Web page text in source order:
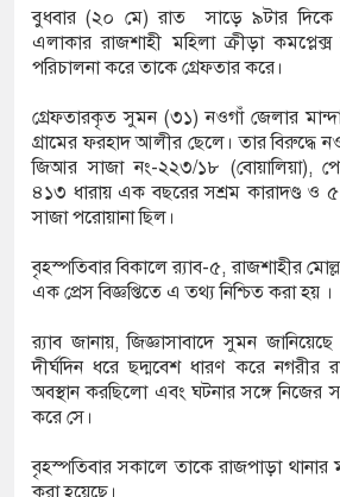
হচ্ছে ‘ফ্যামিলি কার্ড’ কর্মসূচি, চার বছরে
ক্যারোলাইনায় বন্দুক হামলায় নিহত ৩, একই
জড়িত
সৌজন্য সাক্ষাৎ
অভিযানে প্রবাস ফেরত ব্যক্তির
বুধবার (২০ মে) রাত সাড়ে ৯টার দিকে
এলাকার রাজশাহী মহিলা ক্রীড়া
পরিচালনা করে তাকে গ্রেফতার করে।
গ্রেফতারকৃত সুমন (৩১) নওগাঁ জেলার
গ্রামের ফরহাদ আলীর ছেলে। তার বিরুদ্ধে
জিআর সাজা নং-২২৩/১৮ (বোয়ালিয়া),
৪১৩ ধারায় এক বছরের সশ্রম কারাদণ্ড ও ৫
সাজা পরোয়ানা ছিল।
বৃহস্পতিবার বিকালে র‌্যাব-৫, রাজশাহীর
এক প্রেস বিজ্ঞপ্তিতে এ তথ্য নিশ্চিত করা হয় ।
র‍্যাব জানায়, জিজ্ঞাসাবাদে সুমন
দীর্ঘদিন ধরে ছদ্মবেশ ধারণ করে নগরীর
অবস্থান করছিলো এবং ঘটনার সঙ্গে নিজের
করে সে।
বৃহস্পতিবার সকালে তাকে রাজপাড়া থানার